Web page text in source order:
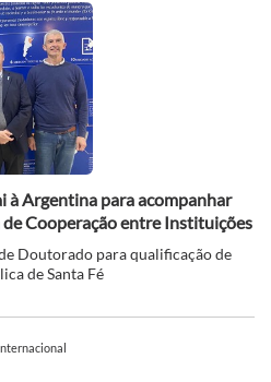
à Argentina para acompanhar
Cooperação entre Instituições
Doutorado para qualificação de
de Santa Fé